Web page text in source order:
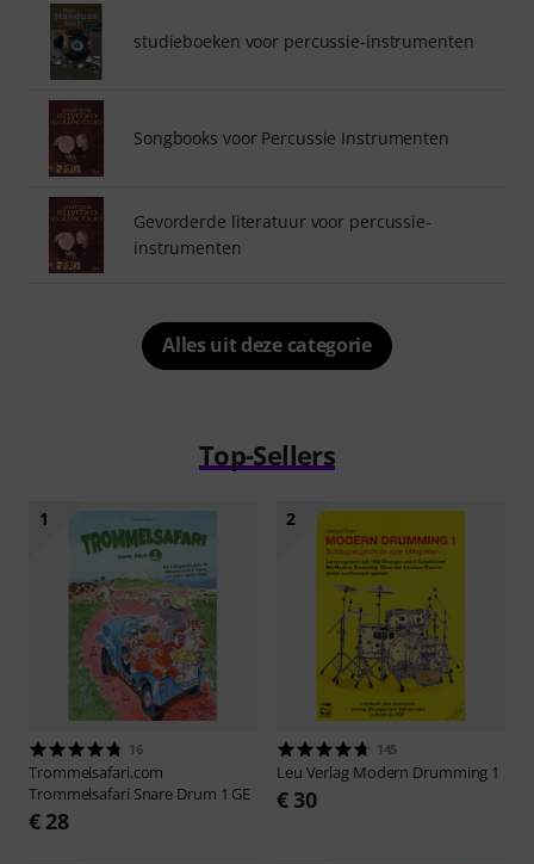
studieboeken voor percussie-instrumenten
Songbooks voor Percussie Instrumenten
Gevorderde literatuur voor percussie-
instrumenten
Alles uit deze categorie
Top-Sellers
1
16
Trommelsafari.com
Trommelsafari Snare Drum 1 GE
€ 28
2
145
Leu Verlag Modern Drumming 1
€ 30